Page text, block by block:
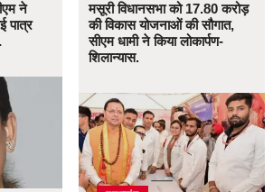
ने
पात्र
मसूरी विधानसभा को 17.80 करोड़
की विकास योजनाओं की सौगात,
सीएम धामी ने किया लोकार्पण-
शिलान्यास.